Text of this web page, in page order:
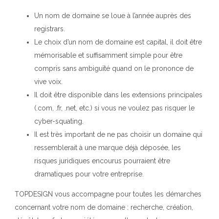
Un nom de domaine se loue à l’année auprès des
registrars.
Le choix d’un nom de domaine est capital, il doit être
mémorisable et suffisamment simple pour être
compris sans ambiguïté quand on le prononce de
vive voix.
Il doit être disponible dans les extensions principales
(.com, .fr, .net, etc.) si vous ne voulez pas risquer le
cyber-squating.
Il est très important de ne pas choisir un domaine qui
ressemblerait à une marque déjà déposée, les
risques juridiques encourus pourraient être
dramatiques pour votre entreprise.
TOPDESIGN vous accompagne pour toutes les démarches
concernant votre nom de domaine : recherche, création,